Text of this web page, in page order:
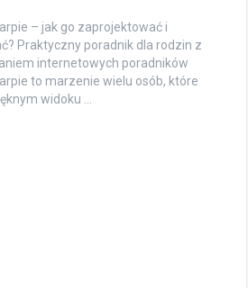
– jak go zaprojektować i
Praktyczny poradnik dla rodzin z
internetowych poradników
to marzenie wielu osób, które
widoku …